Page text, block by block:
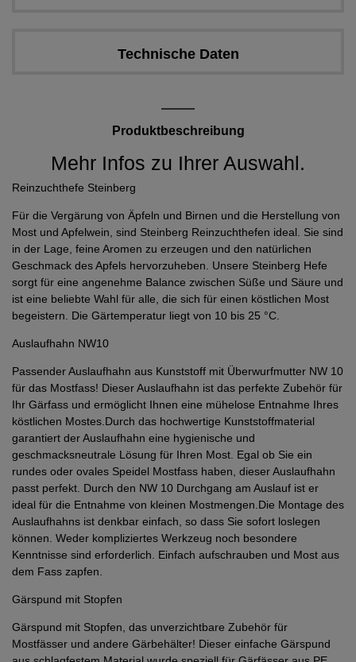
Technische Daten
Produktbeschreibung
Mehr Infos zu Ihrer Auswahl.
Reinzuchthefe Steinberg
Für die Vergärung von Äpfeln und Birnen und die Herstellung von
Most und Apfelwein, sind Steinberg Reinzuchthefen ideal. Sie sind
in der Lage, feine Aromen zu erzeugen und den natürlichen
Geschmack des Apfels hervorzuheben. Unsere Steinberg Hefe
sorgt für eine angenehme Balance zwischen Süße und Säure und
ist eine beliebte Wahl für alle, die sich für einen köstlichen Most
begeistern. Die Gärtemperatur liegt von 10 bis 25 °C.
Auslaufhahn NW10
Passender Auslaufhahn aus Kunststoff mit Überwurfmutter NW 10
für das Mostfass! Dieser Auslaufhahn ist das perfekte Zubehör für
Ihr Gärfass und ermöglicht Ihnen eine mühelose Entnahme Ihres
köstlichen Mostes.Durch das hochwertige Kunststoffmaterial
garantiert der Auslaufhahn eine hygienische und
geschmacksneutrale Lösung für Ihren Most. Egal ob Sie ein
rundes oder ovales Speidel Mostfass haben, dieser Auslaufhahn
passt perfekt. Durch den NW 10 Durchgang am Auslauf ist er
ideal für die Entnahme von kleinen Mostmengen.Die Montage des
Auslaufhahns ist denkbar einfach, so dass Sie sofort loslegen
können. Weder kompliziertes Werkzeug noch besondere
Kenntnisse sind erforderlich. Einfach aufschrauben und Most aus
dem Fass zapfen.
Gärspund mit Stopfen
Gärspund mit Stopfen, das unverzichtbare Zubehör für
Mostfässer und andere Gärbehälter! Dieser einfache Gärspund